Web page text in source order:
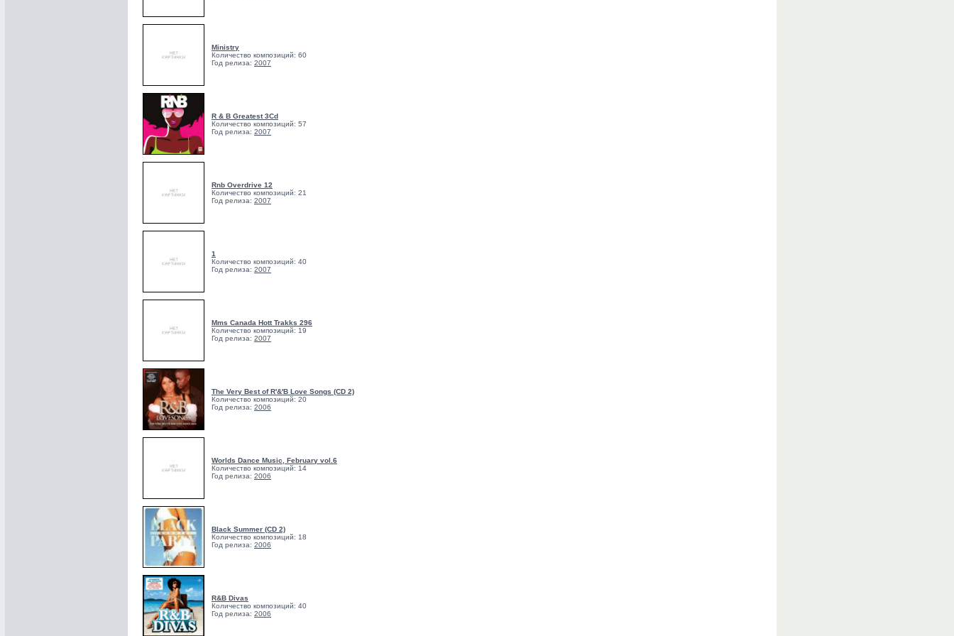
Ministry
Количество композиций: 60
Год релиза: 2007
R & B Greatest 3Cd
Количество композиций: 57
Год релиза: 2007
Rnb Overdrive 12
Количество композиций: 21
Год релиза: 2007
1
Количество композиций: 40
Год релиза: 2007
Mms Canada Hott Trakks 296
Количество композиций: 19
Год релиза: 2007
The Very Best of R'&'B Love Songs (CD 2)
Количество композиций: 20
Год релиза: 2006
Worlds Dance Music, February vol.6
Количество композиций: 14
Год релиза: 2006
Black Summer (CD 2)
Количество композиций: 18
Год релиза: 2006
R&B Divas
Количество композиций: 40
Год релиза: 2006